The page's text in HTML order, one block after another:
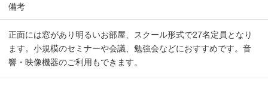
備考
正面には窓があり明るいお部屋、スクール形式で27名定員となり
ます。小規模のセミナーや会議、勉強会などにおすすめです。音
響・映像機器のご利用もできます。